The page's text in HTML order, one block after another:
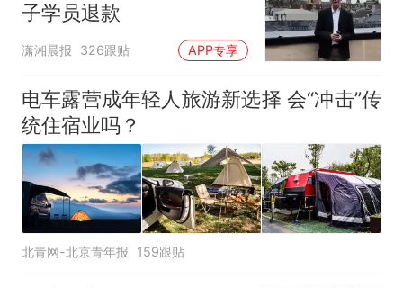
子学员退款
潇湘晨报 326跟贴 APP专享
电车露营成年轻人旅游新选择 会“冲击”传
统住宿业吗？
北青网-北京青年报 159跟贴